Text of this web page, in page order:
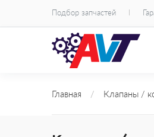
Подбор запчастей
Главная / Клапаны /